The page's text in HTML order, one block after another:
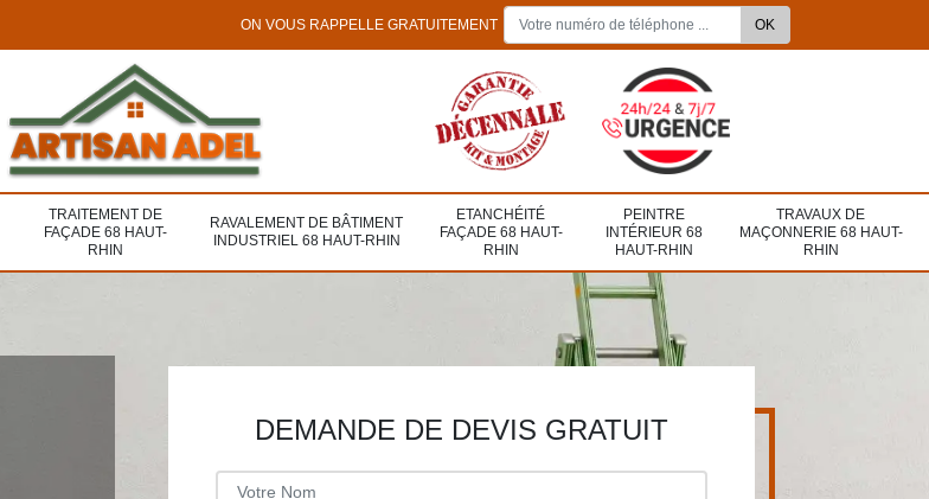
ON VOUS RAPPELLE GRATUITEMENT
TRAITEMENT DE
FAÇADE 68 HAUT-
RHIN
RAVALEMENT DE BÂTIMENT
INDUSTRIEL 68 HAUT-RHIN
ETANCHÉITÉ
FAÇADE 68 HAUT-
RHIN
PEINTRE
INTÉRIEUR 68
HAUT-RHIN
TRAVAUX DE
MAÇONNERIE 68 HAUT-
RHIN
DEMANDE DE DEVIS GRATUIT